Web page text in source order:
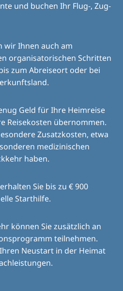
und buchen Ihr Flug-, Zug-
wir Ihnen auch am
organisatorischen Schritten
zum Abreiseort oder bei
Geld für Ihre Heimreise
Reisekosten übernommen.
Zusatzkosten, etwa
medizinischen
haben.
Sie bis zu € 900
Starthilfe.
können Sie zusätzlich an
teilnehmen.
Neustart in der Heimat